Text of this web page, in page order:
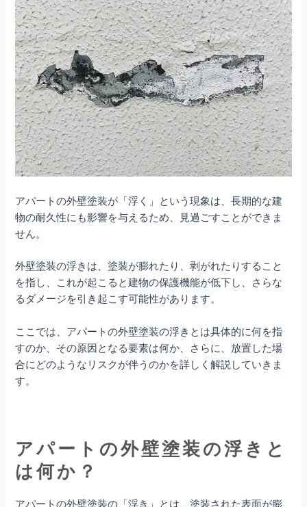
アパートの外壁塗装が「浮く」という現象は、長期的な建
物の耐久性にも影響を与えるため、見過ごすことができま
せん。
外壁塗装の浮きは、塗装が膨れたり、剥がれたりすること
を指し、これが起こると建物の保護機能が低下し、さらな
るダメージを引き起こす可能性があります。
ここでは、アパートの外壁塗装の浮きとは具体的に何を指
すのか、その原因となる要素は何か、さらに、放置した場
合にどのようなリスクが伴うのかを詳しく解説していきま
す。
アパートの外壁塗装の浮きと
は何か？
アパートの外壁塗装の「浮き」とは、塗装された表面が膨